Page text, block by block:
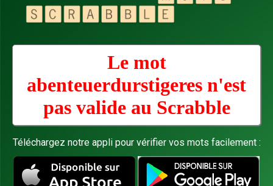
Le mot
abenteuerdurstigeres n'est
pas valide au Scrabble
Téléchargez notre appli pour vérifier vos mots facilement :